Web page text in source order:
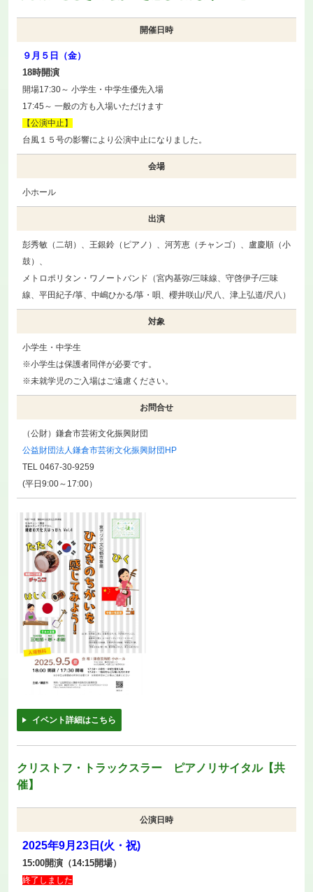
開催日時
９月５日（金）
18時開演
開場17:30～ 小学生・中学生優先入場
17:45～ 一般の方も入場いただけます
【公演中止】
台風１５号の影響により公演中止になりました。
会場
小ホール
出演
彭秀敏（二胡）、王銀鈴（ピアノ）、河芳恵（チャンゴ）、盧慶順（小
鼓）、
メトロポリタン・ワノートバンド（宮内基弥/三味線、守啓伊子/三味
線、平田紀子/箏、中嶋ひかる/箏・唄、櫻井咲山/尺八、津上弘道/尺八）
対象
小学生・中学生
※小学生は保護者同伴が必要です。
※未就学児のご入場はご遠慮ください。
お問合せ
（公財）鎌倉市芸術文化振興財団
公益財団法人鎌倉市芸術文化振興財団HP
TEL 0467-30-9259
(平日9:00～17:00）
イベント詳細はこちら
クリストフ・トラックスラー ピアノリサイタル【共
催】
公演日時
2025年9月23日(火・祝)
15:00開演（14:15開場）
終了しました